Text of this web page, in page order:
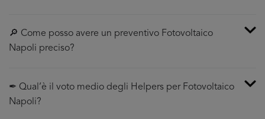
🔎 Come posso avere un preventivo Fotovoltaico
Napoli preciso?
✒ Qual’è il voto medio degli Helpers per Fotovoltaico
Napoli?